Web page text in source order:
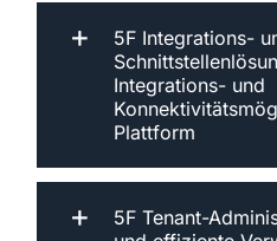
5F Integrations-
Integrations- und
Plattform
5F Tenant-